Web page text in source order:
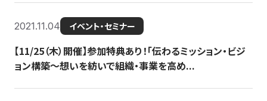
2021.11.04 イベント・セミナー
【11/25（木）開催】参加特典あり！「伝わるミッション・ビジ
ョン構築〜想いを紡いで組織・事業を高め...